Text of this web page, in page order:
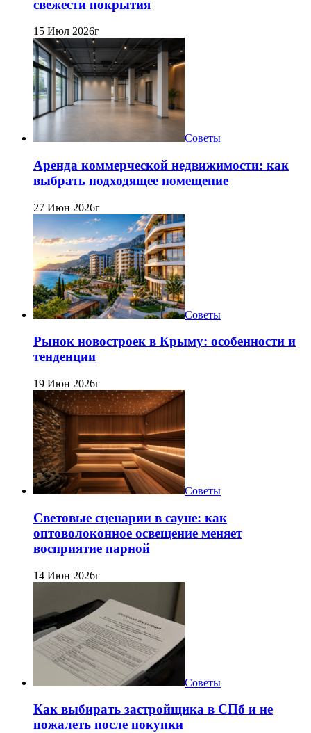
свежести покрытия
15 Июл 2026г
Советы
Аренда коммерческой недвижимости: как
выбрать подходящее помещение
27 Июн 2026г
Советы
Рынок новостроек в Крыму: особенности и
тенденции
19 Июн 2026г
Советы
Световые сценарии в сауне: как
оптоволоконное освещение меняет
восприятие парной
14 Июн 2026г
Советы
Как выбирать застройщика в СПб и не
пожалеть после покупки